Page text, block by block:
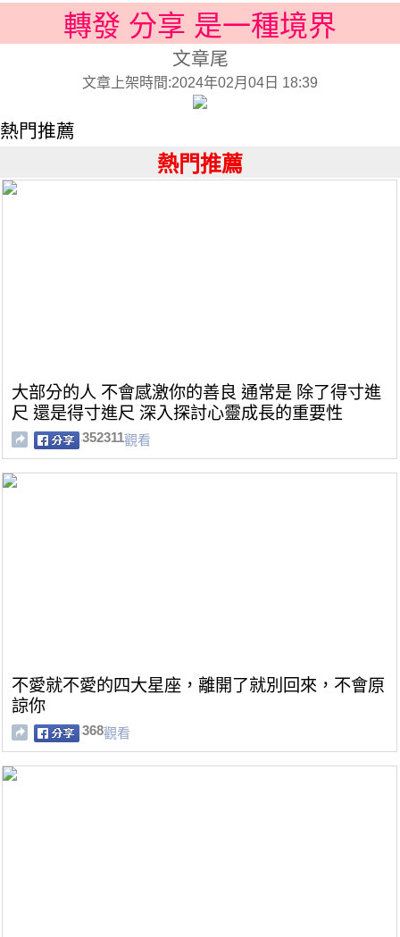
轉發 分享 是一種境界
文章尾
文章上架時間:2024年02月04日 18:39
熱門推薦
熱門推薦
大部分的人 不會感激你的善良 通常是 除了得寸進
尺 還是得寸進尺 深入探討心靈成長的重要性
352311觀看
不愛就不愛的四大星座，離開了就別回來，不會原
諒你
368觀看